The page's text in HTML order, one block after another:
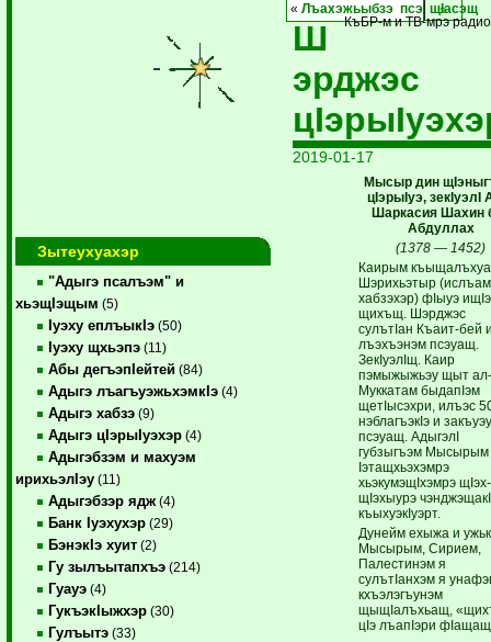
Зытеухуахэр
"Адыгэ псалъэм" и
хьэщIэщым (5)
Iуэху еплъыкIэ (50)
Iуэху щхьэпэ (11)
Абы дегъэпIейтей (84)
Адыгэ лъагъуэжьхэмкIэ (4)
Адыгэ хабзэ (9)
Адыгэ цIэрыIуэхэр (4)
Адыгэбзэм и махуэм
ирихьэлIэу (11)
Адыгэбзэр ядж (4)
Банк Iуэхухэр (29)
БэнэкIэ хуит (2)
Гу зылъытапхъэ (214)
Гуауэ (4)
ГукъэкIыжхэр (30)
Гулъытэ (33)
«Лъахэжьыбзэ псэ щIасэщ
КъБР-м и ТВ-мрэ
Ш
эрджэс
2019-01-17
Мысыр дин
цIэрыIуэ, зекIуэлI
Шаркасия Шахин
Абдуллах
(1378 — 1452)
Каирым
Шэрихьэтыр
хабзэхэр) фIыуэ
щихъщ. Шэрджэс
сулътIан Къаит-бей
лъэхъэнэм псэуащ.
ЗекIуэлIщ. Каир
пэмыжыжьэу щыт
Муккатам быдапIэм
щетIысэхри, илъэс
нэблагъэкIэ и
псэуащ. АдыгэлI
губзыгъэм Мысырым
Iэтащхьэхэмрэ
хьэкумэщIхэмрэ щIэх-
щIэхыурэ
къыхуэкIуэрт.
Дунейм ехыжа и
Мысырым, Сирием,
Палестинэм я
сулътIанхэм я
кхъэлэгъунэм
щыщIалъхьащ,
цIэ лъапIэри